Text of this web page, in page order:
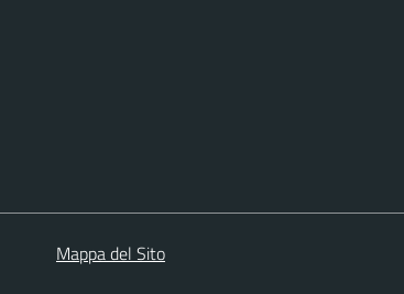
Mappa del Sito